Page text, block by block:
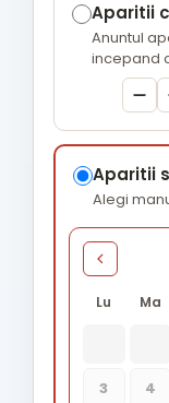
Aparitii
Anuntul
incepand
Aparitii
Alegi
Lu Ma
3 4